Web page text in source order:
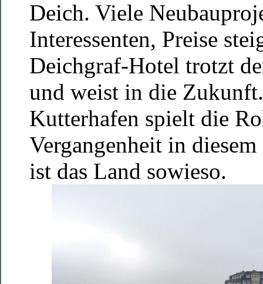
Deich. Viele
Interessenten, Preise
Deichgraf-Hotel trotzt
und weist in die
Kutterhafen spielt die
Vergangenheit in
ist das Land sowieso.